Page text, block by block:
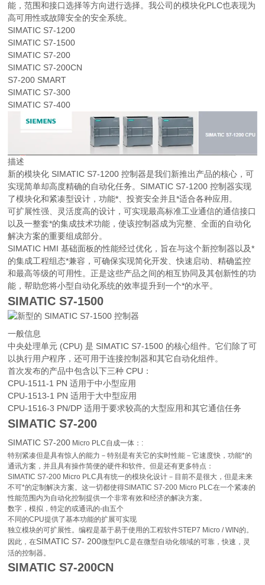
能，范围和接口选择等方向进行选择。我公司的模块化PLC也表现为
高可用性或故障安全的安全系统。
SIMATIC S7-1200
SIMATIC S7-1500
SIMATIC S7-200
SIMATIC S7-200CN
S7-200 SMART
SIMATIC S7-300
SIMATIC S7-400
描述
新的模块化 SIMATIC S7-1200 控制器是我们新推出产品的核心，可
实现简单却高度精确的自动化任务。SIMATIC S7-1200 控制器实现
了模块化和紧凑型设计，功能*、投资安全并且*适合各种应用。
可扩展性强、灵活度高的设计，可实现最高标准工业通信的通信接口
以及一整套*的集成技术功能，使该控制器成为完整、全面的自动化
解决方案的重要组成部分。
SIMATIC HMI 基础面板的性能经过优化，旨在与这个新控制器以及*
的集成工程组态*兼容，可确保实现简化开发、快速启动、精确监控
和最高等级的可用性。正是这些产品之间的相互协同及其创新性的功
能，帮助您将小型自动化系统的效率提升到一个*的水平。
SIMATIC S7-1500
一般信息
中央处理单元 (CPU) 是 SIMATIC S7-1500 的核心组件。它们除了可
以执行用户程序，还可用于连接控制器和其它自动化组件。
首次发布的产品中包含以下三种 CPU：
CPU-1511-1 PN 适用于中小型应用
CPU-1513-1 PN 适用于大中型应用
CPU-1516-3 PN/DP 适用于要求较高的大型应用和其它通信任务
SIMATIC S7-200
SIMATIC S7-200 Micro PLC自成一体：:
特别紧凑但是具有惊人的能力－特别是有关它的实时性能－它速度快，功能*的
通讯方案，并且具有操作简便的硬件和软件。但是还有更多特点：
SIMATIC S7-200 Micro PLC具有统一的模块化设计－目前不是很大，但是未来
不可*的定制解决方案。这一切都使得SIMATIC S7-200 Micro PLC在一个紧凑的
性能范围内为自动化控制提供一个非常有效和经济的解决方案。
数字，模拟，特定的或通讯的-由五个
不同的CPU提供了基本功能的扩展可实现
独立模块的可扩展性。编程是基于易于使用的工程软件STEP7 Micro / WIN的。
因此，在SIMATIC S7- 200微型PLC是在微型自动化领域的可靠，快速，灵
活的控制器。
SIMATIC S7-200CN